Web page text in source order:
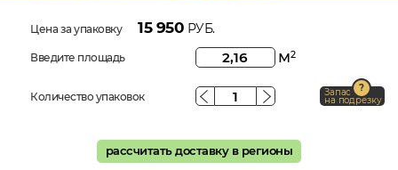
Цена за упаковку 15 950 РУБ.
Введите площадь м2
Количество упаковок Запас
на подрезку
рассчитать доставку в регионы